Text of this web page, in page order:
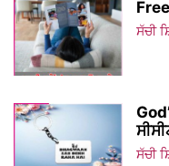
ਸੱਚੀ
ਸੱਚੀ